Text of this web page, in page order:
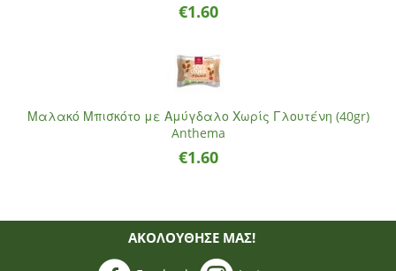
€1.60
Μαλακό Μπισκότο με Αμύγδαλο Χωρίς Γλουτένη (40gr)
Anthema
€1.60
ΑΚΟΛΟΥΘΗΣΈ ΜΑΣ!